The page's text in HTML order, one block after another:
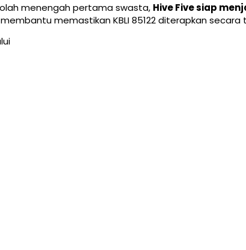
menengah pertama swasta, Hive Five siap
memastikan KBLI 85122 diterapkan